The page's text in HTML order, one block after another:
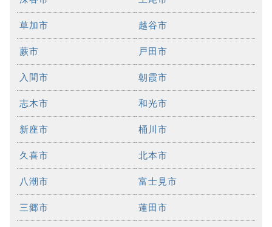
草加市 越谷市
蕨市 戸田市
入間市 朝霞市
志木市 和光市
新座市 桶川市
久喜市 北本市
八潮市 富士見市
三郷市 蓮田市